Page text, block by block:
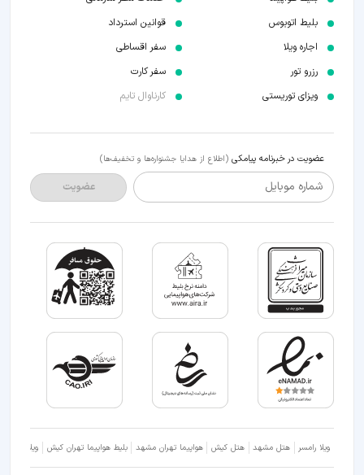
بلیط اتوبوس
اجاره ویلا
رزرو تور
ویزای توریستی
قوانین استرداد
سفر اقساطی
سفر کارت
کارناوال تایم
عضویت در خبرنامه پیامکی (اطلاع از هدایا جشنواره‌ها و تخفیف‌ها)
شماره موبایل عضویت
ویلا رامسر هتل مشهد هتل کیش هواپیما تهران مشهد بلیط هواپیما تهران کیش ویلا شمال